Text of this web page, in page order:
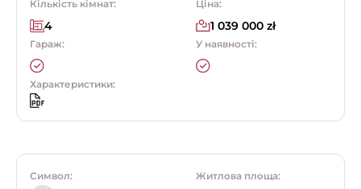
Кількість кімнат:
4
Ціна:
1 039 000 zł
Гараж: У наявності:
Характеристики:
Символ: Житлова площа: